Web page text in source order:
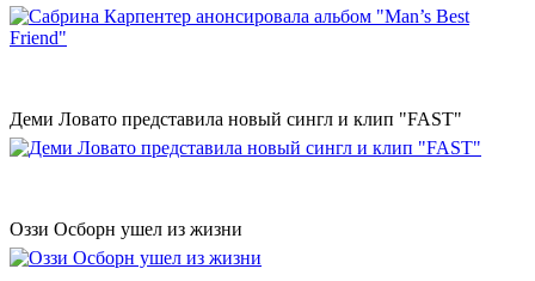
Деми Ловато представила новый сингл и клип "FAST"
Оззи Осборн ушел из жизни